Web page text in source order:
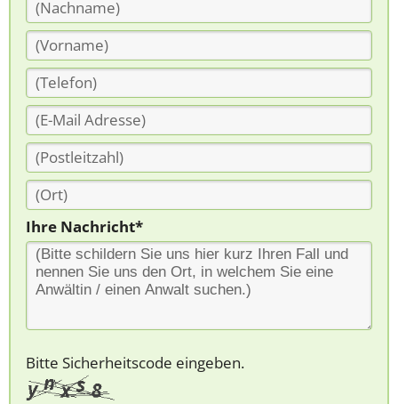
Ihre Nachricht*
Bitte Sicherheitscode eingeben.